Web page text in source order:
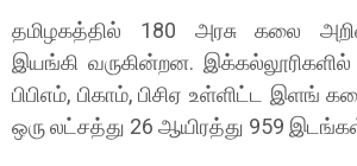
தமிழகத்தில் 180 அரசு கலை
இயங்கி வருகின்றன. இக்கல்லூரிகளில்
பிபிஎம், பிகாம், பிசிஏ உள்ளிட்ட இளங்
ஒரு லட்சத்து 26 ஆயிரத்து 959